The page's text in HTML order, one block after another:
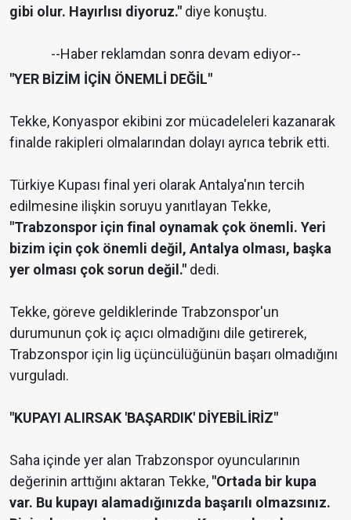
gibi olur. Hayırlısı diyoruz." diye konuştu.
--Haber reklamdan sonra devam ediyor--
"YER BİZİM İÇİN ÖNEMLİ DEĞİL"
Tekke, Konyaspor ekibini zor mücadeleleri kazanarak
finalde rakipleri olmalarından dolayı ayrıca tebrik etti.
Türkiye Kupası final yeri olarak Antalya'nın tercih
edilmesine ilişkin soruyu yanıtlayan Tekke,
"Trabzonspor için final oynamak çok önemli. Yeri
bizim için çok önemli değil, Antalya olması, başka
yer olması çok sorun değil." dedi.
Tekke, göreve geldiklerinde Trabzonspor'un
durumunun çok iç açıcı olmadığını dile getirerek,
Trabzonspor için lig üçüncülüğünün başarı olmadığını
vurguladı.
"KUPAYI ALIRSAK 'BAŞARDIK' DİYEBİLİRİZ"
Saha içinde yer alan Trabzonspor oyuncularının
değerinin arttığını aktaran Tekke, "Ortada bir kupa
var. Bu kupayı alamadığınızda başarılı olmazsınız.